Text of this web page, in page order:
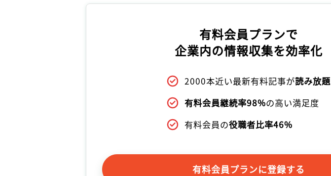
有料会員プランで
企業内の情報収集を効率化
2000本近い最新有料記事が読み放題
有料会員継続率98%の高い満足度
有料会員の役職者比率46%
有料会員プランに登録する